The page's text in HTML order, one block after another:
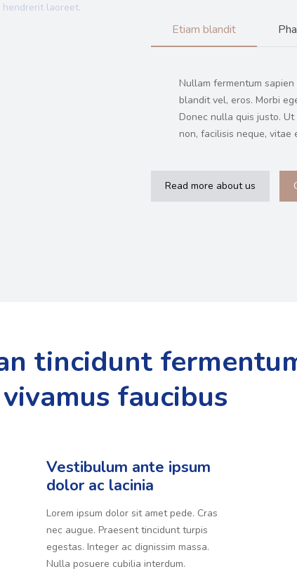
laoreet.
Etiam blandit
Nullam fermentum sapien
blandit vel, eros. Morbi
Donec nulla quis justo.
non, facilisis neque, vitae
Read more about us
tincidunt
vivamus faucibus
Vestibulum ante ipsum
dolor ac lacinia
Lorem ipsum dolor sit amet pede. Cras
nec augue. Praesent tincidunt turpis
egestas. Integer ac dignissim massa.
Nulla posuere cubilia interdum.